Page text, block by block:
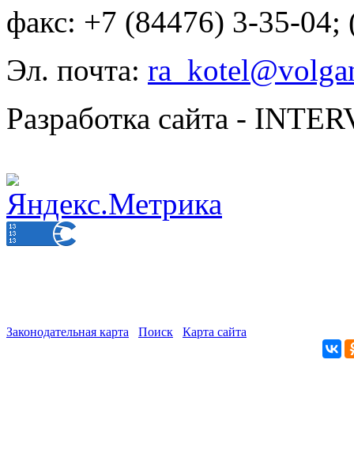
факс: +7 (84476) 3-35-04;
Эл. почта:
Разработка сайта -
Законодательная карта Поиск Карта сайта